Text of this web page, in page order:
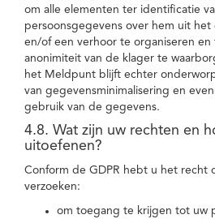
om alle elementen ter identificatie
persoonsgegevens over hem uit het
en/of een verhoor te organiseren
anonimiteit van de klager te
het Meldpunt blijft echter
van gegevensminimalisering en
gebruik van de gegevens.
4.8. Wat zijn uw rechten en
uitoefenen?
Conform de GDPR hebt u het recht
verzoeken:
om toegang te krijgen tot uw